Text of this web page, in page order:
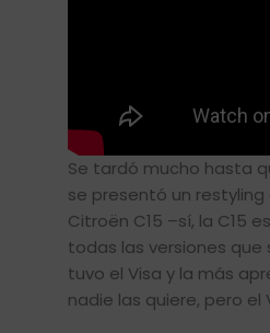
Se tardó mucho hasta
se presentó un
Citroën C15 –sí, la C15
todas las versiones
tuvo el Visa y la más
nadie las quiere, pero el